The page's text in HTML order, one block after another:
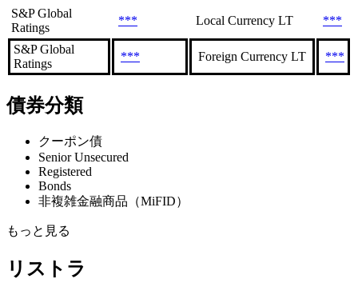
S&P Global
Ratings
*** Local Currency LT ***
S&P Global
Ratings
*** Foreign Currency LT ***
債券分類
クーポン債
Senior Unsecured
Registered
Bonds
非複雑金融商品（MiFID）
もっと見る
リストラ